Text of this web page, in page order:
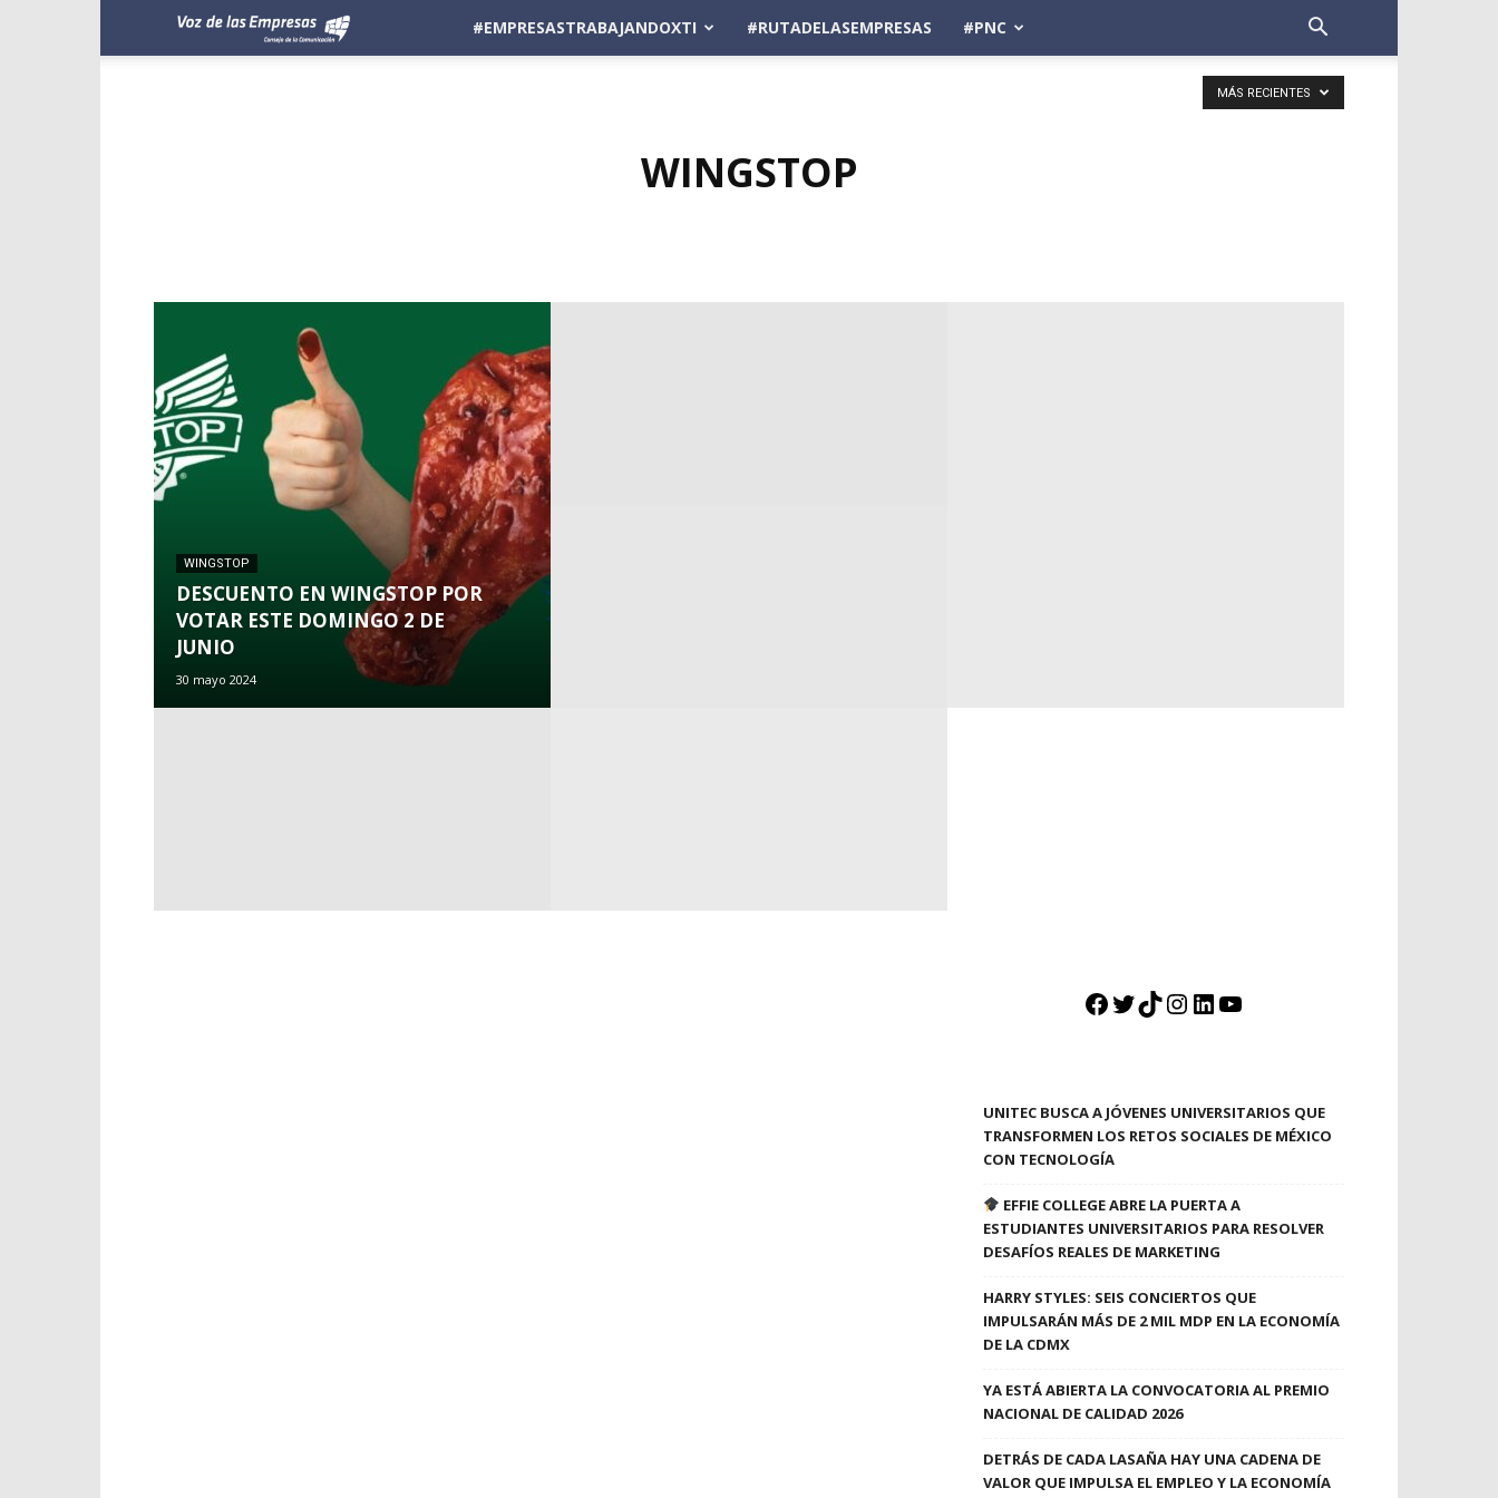
#EMPRESASTRABAJANDOXTI #RUTADELASEMPRESAS #PNC
WINGSTOP
MÁS RECIENTES
WINGSTOP
DESCUENTO EN WINGSTOP POR
VOTAR ESTE DOMINGO 2 DE
JUNIO
30 mayo 2024
Facebook
Twitter
TikTok
Instagram
LinkedIn
YouTube
UNITEC BUSCA A JÓVENES UNIVERSITARIOS QUE
TRANSFORMEN LOS RETOS SOCIALES DE MÉXICO
CON TECNOLOGÍA
EFFIE COLLEGE ABRE LA PUERTA A
ESTUDIANTES UNIVERSITARIOS PARA RESOLVER
DESAFÍOS REALES DE MARKETING
HARRY STYLES: SEIS CONCIERTOS QUE
IMPULSARÁN MÁS DE 2 MIL MDP EN LA ECONOMÍA
DE LA CDMX
YA ESTÁ ABIERTA LA CONVOCATORIA AL PREMIO
NACIONAL DE CALIDAD 2026
DETRÁS DE CADA LASAÑA HAY UNA CADENA DE
VALOR QUE IMPULSA EL EMPLEO Y LA ECONOMÍA